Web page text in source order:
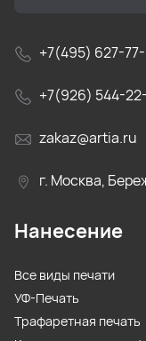
+7(495) 627-77-
+7(926) 544-
zakaz@artia.ru
г. Москва,
Нанесение
Все виды печати
УФ-Печать
Трафаретная печать